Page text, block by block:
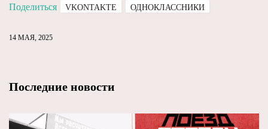
Поделиться VKONTAKTE ОДНОКЛАССНИКИ
14 МАЯ, 2025
Последние новости